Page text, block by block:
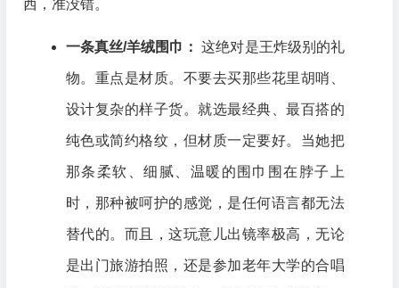
西，准没错。
一条真丝/羊绒围巾：这绝对是王炸级别的礼
物。重点是材质。不要去买那些花里胡哨、
设计复杂的样子货。就选最经典、最百搭的
纯色或简约格纹，但材质一定要好。当她把
那条柔软、细腻、温暖的围巾围在脖子上
时，那种被呵护的感觉，是任何语言都无法
替代的。而且，这玩意儿出镜率极高，无论
是出门旅游拍照，还是参加老年大学的合唱